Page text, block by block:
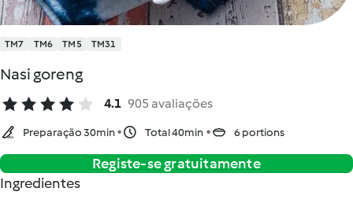
TM7 TM6 TM5 TM31
Nasi goreng
4.1 905 avaliações
Preparação 30min Total 40min 6 portions
Registe-se gratuitamente
Ingredientes